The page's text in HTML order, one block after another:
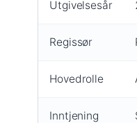
Utgivelsesår
Regissør
Hovedrolle
Inntjening